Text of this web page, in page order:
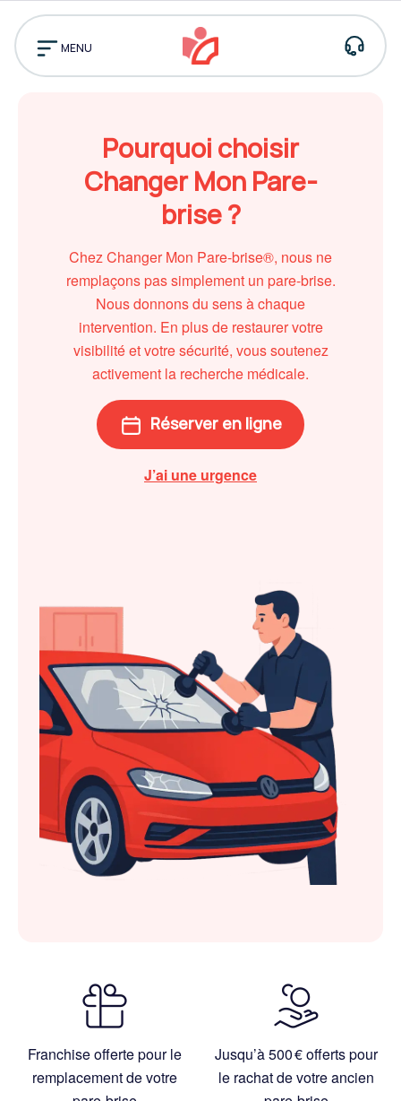
Pourquoi
nous
choisir ?
MENU
Pourquoi choisir
Changer Mon Pare-
brise ?
Chez Changer Mon Pare-brise®, nous ne
remplaçons pas simplement un pare-brise.
Nous donnons du sens à chaque
intervention. En plus de restaurer votre
visibilité et votre sécurité, vous soutenez
activement la recherche médicale.
Réserver en ligne
J’ai une urgence
Franchise offerte pour le
remplacement de votre
Jusqu’à 500 € offerts pour
le rachat de votre ancien